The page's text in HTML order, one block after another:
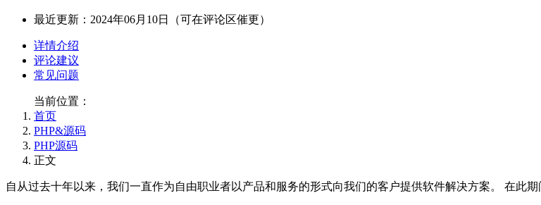
最近更新：2024年06月10日（可在评论区催更）
详情介绍
评论建议
常见问题
当前位置：
首页
PHP&源码
PHP源码
正文
自从过去十年以来，我们一直作为自由职业者以产品和服务的形式向我们的客户提供软件解决方案。 在此